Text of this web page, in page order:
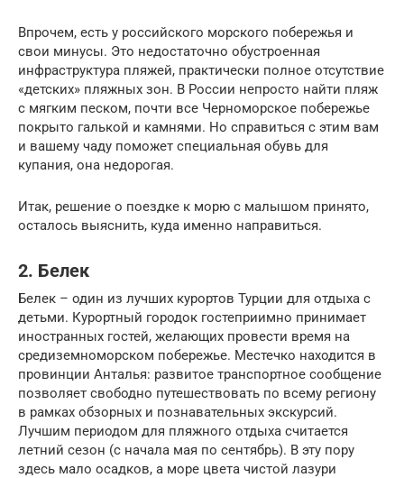
Впрочем, есть у российского морского побережья и
свои минусы. Это недостаточно обустроенная
инфраструктура пляжей, практически полное отсутствие
«детских» пляжных зон. В России непросто найти пляж
с мягким песком, почти все Черноморское побережье
покрыто галькой и камнями. Но справиться с этим вам
и вашему чаду поможет специальная обувь для
купания, она недорогая.
Итак, решение о поездке к морю с малышом принято,
осталось выяснить, куда именно направиться.
2. Белек
Белек – один из лучших курортов Турции для отдыха с
детьми. Курортный городок гостеприимно принимает
иностранных гостей, желающих провести время на
средиземноморском побережье. Местечко находится в
провинции Анталья: развитое транспортное сообщение
позволяет свободно путешествовать по всему региону
в рамках обзорных и познавательных экскурсий.
Лучшим периодом для пляжного отдыха считается
летний сезон (с начала мая по сентябрь). В эту пору
здесь мало осадков, а море цвета чистой лазури